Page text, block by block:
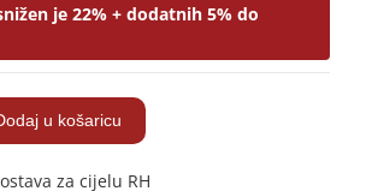
je 22% + dodatnih 5% do
u košaricu
za cijelu RH